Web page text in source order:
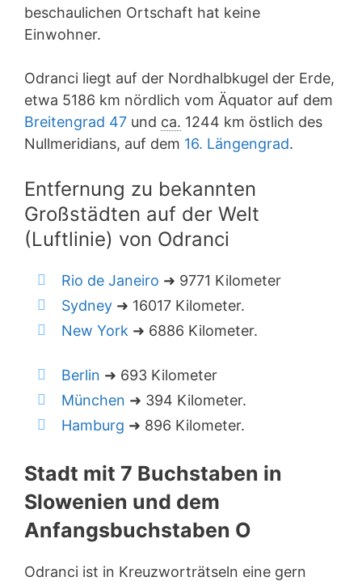
beschaulichen Ortschaft hat keine
Einwohner.
Odranci liegt auf der Nordhalbkugel der Erde,
etwa 5186 km nördlich vom Äquator auf dem
Breitengrad 47 und ca. 1244 km östlich des
Nullmeridians, auf dem 16. Längengrad.
Entfernung zu bekannten
Großstädten auf der Welt
(Luftlinie) von Odranci
Rio de Janeiro ➜ 9771 Kilometer
Sydney ➜ 16017 Kilometer.
New York ➜ 6886 Kilometer.
Berlin ➜ 693 Kilometer
München ➜ 394 Kilometer.
Hamburg ➜ 896 Kilometer.
Stadt mit 7 Buchstaben in
Slowenien und dem
Anfangsbuchstaben O
Odranci ist in Kreuzworträtseln eine gern